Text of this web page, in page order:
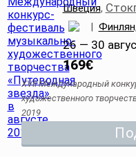
Швеция,
|
26 — 30
169€
XVII Международный
художественного
2019